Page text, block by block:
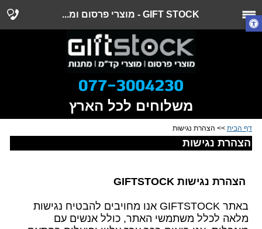
GIFT STOCK - מוצרי פרסום ומ...
משלוחים לכל הארץ
דף הבית >> הצהרת נגישות
הצהרת נגישות
הצהרת נגישותGIFTSTOCK
באתר GIFTSTOCKאנו מחויבים להבטיח נגישות
מלאה לכלל משתמשי האתר, כולל אנשים עם